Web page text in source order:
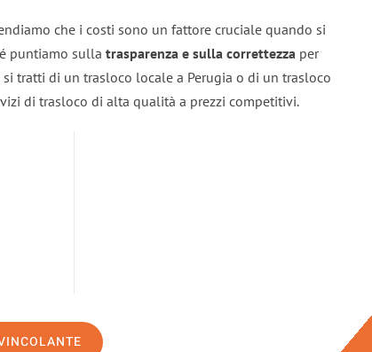
che i costi sono un fattore cruciale quando si
puntiamo sulla trasparenza e sulla correttezza per
tratti di un trasloco locale a Perugia o di un trasloco
di trasloco di alta qualità a prezzi competitivi.